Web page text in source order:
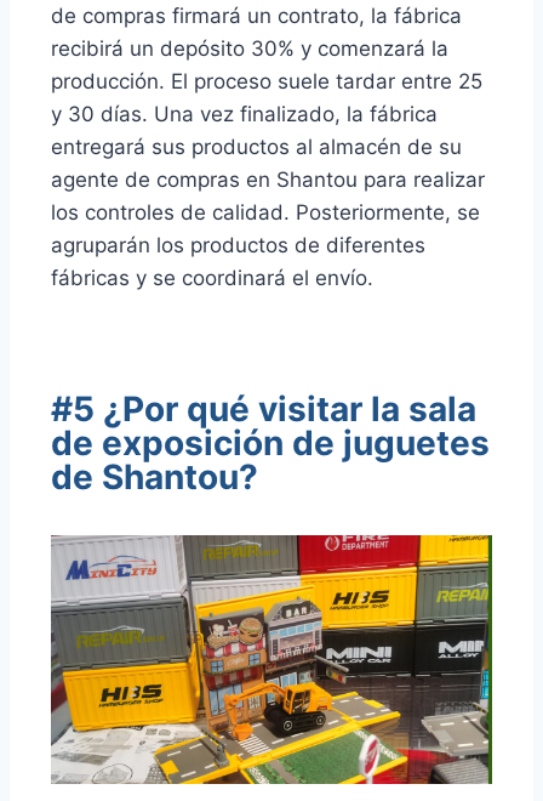
de compras firmará un contrato, la fábrica
recibirá un depósito 30% y comenzará la
producción. El proceso suele tardar entre 25
y 30 días. Una vez finalizado, la fábrica
entregará sus productos al almacén de su
agente de compras en Shantou para realizar
los controles de calidad. Posteriormente, se
agruparán los productos de diferentes
fábricas y se coordinará el envío.
#5 ¿Por qué visitar la sala
de exposición de juguetes
de Shantou?